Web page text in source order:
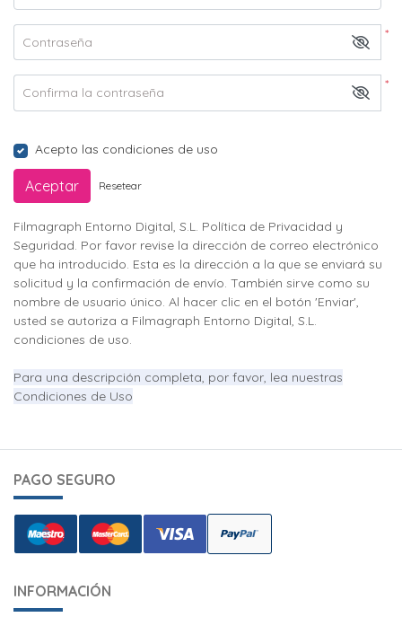
*
Contraseña
*
Confirma la contraseña
Acepto las condiciones de uso
Aceptar Resetear
Filmagraph Entorno Digital, S.L. Política de Privacidad y
Seguridad. Por favor revise la dirección de correo electrónico
que ha introducido. Esta es la dirección a la que se enviará su
solicitud y la confirmación de envío. También sirve como su
nombre de usuario único. Al hacer clic en el botón 'Enviar',
usted se autoriza a Filmagraph Entorno Digital, S.L.
condiciones de uso.
Para una descripción completa, por favor, lea nuestras
Condiciones de Uso
PAGO SEGURO
INFORMACIÓN